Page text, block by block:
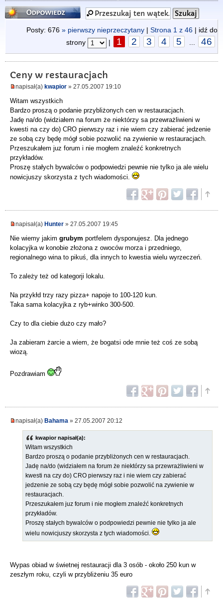
Odpowiedz
Posty: 676 » pierwszy nieprzeczytany | Strona 1 z 46 | idź do
strony
| 1 2 3 4 5 46
Ceny w restauracjach
napisał(a) kwapior » 27.05.2007 19:10
Witam wszystkich
Bardzo proszą o podanie przybliżonych cen w restauracjach.
Jadę na/do (widziałem na forum że niektórzy sa przewrażliwieni w
kwesti na czy do) CRO pierwszy raz i nie wiem czy zabierać jedzenie
ze sobą czy będę mógł sobie pozwolić na zywienie w restauracjach.
Przeszukałem juz forum i nie mogłem znaleźć konkretnych
przykładów.
Proszę stałych bywalców o podpowiedzi pewnie nie tylko ja ale wielu
nowicjuszy skorzysta z tych wiadomości.
napisał(a) Hunter » 27.05.2007 19:45
Nie wiemy jakim grubym portfelem dysponujesz. Dla jednego
kolacyjka w konobie złożona z owoców morza i przedniego,
regionalnego wina to pikuś, dla innych to kwestia wielu wyrzeczeń.
To zależy też od kategorji lokalu.
Na przykłd trzy razy pizza+ napoje to 100-120 kun.
Taka sama kolacyjka z ryb+winko 300-500.
Czy to dla ciebie dużo czy mało?
Ja zabieram żarcie a wiem, że bogatsi ode mnie też coś ze sobą
wiozą.
Pozdrawiam
napisał(a) Bahama » 27.05.2007 20:12
kwapior napisał(a):
Witam wszystkich
Bardzo proszą o podanie przybliżonych cen w restauracjach.
Jadę na/do (widziałem na forum że niektórzy sa przewrażliwieni w
kwesti na czy do) CRO pierwszy raz i nie wiem czy zabierać
jedzenie ze sobą czy będę mógł sobie pozwolić na zywienie w
restauracjach.
Przeszukałem juz forum i nie mogłem znaleźć konkretnych
przykładów.
Proszę stałych bywalców o podpowiedzi pewnie nie tylko ja ale
wielu nowicjuszy skorzysta z tych wiadomości.
Wypas obiad w świetnej restauracji dla 3 osób - około 250 kun w
zeszłym roku, czyli w przybliżeniu 35 euro